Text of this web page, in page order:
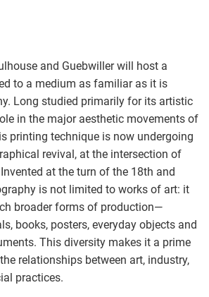
and Guebwiller will host a
to a medium as familiar as it is
Long studied primarily for its artistic
in the major aesthetic movements of
printing technique is now undergoing
revival, at the intersection of
at the turn of the 18th and
is not limited to works of art: it
broader forms of production—
books, posters, everyday objects and
This diversity makes it a prime
relationships between art, industry,
practices.